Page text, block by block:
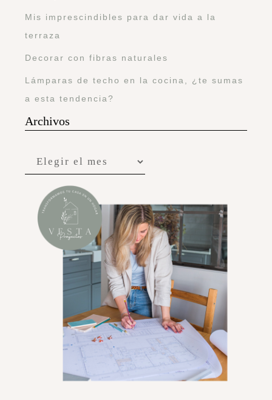
Mis imprescindibles para dar vida a la
terraza
Decorar con fibras naturales
Lámparas de techo en la cocina, ¿te sumas
a esta tendencia?
Archivos